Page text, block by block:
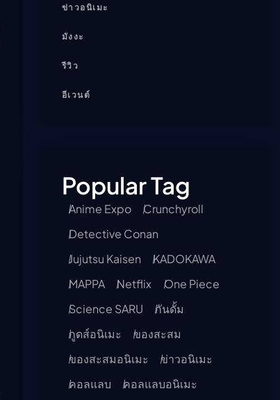
ข่าวอนิเมะ
มังงะ
รีวิว
อีเวนต์
Popular Tag
Anime Expo
Crunchyroll
Detective Conan
Jujutsu Kaisen
KADOKAWA
MAPPA
Netflix
One Piece
Science SARU
กันดั้ม
กูดส์อนิเมะ
ของสะสม
ของสะสมอนิเมะ
ข่าวอนิเมะ
คอลแลบ
คอลแลบอนิเมะ